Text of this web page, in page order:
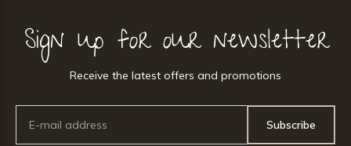
Sign up for our newsletter
Receive the latest offers and promotions
Subscribe